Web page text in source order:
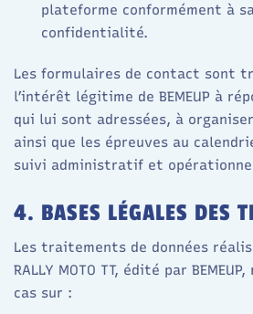
plateforme conformément à
confidentialité.​
Les formulaires de contact sont
l’intérêt légitime de BEMEUP à
qui lui sont adressées, à organiser
ainsi que les épreuves au
suivi administratif et
4. BASES LÉGALES DES
Les traitements de données
RALLY MOTO TT, édité par
cas sur :